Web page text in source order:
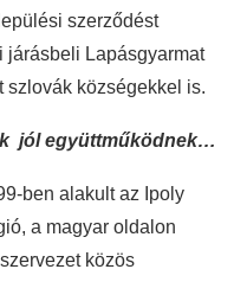
szerződést
járásbeli Lapásgyarmat
szlovák községekkel is.
jól együttműködnek…
ben alakult az Ipoly
a magyar oldalon
közös